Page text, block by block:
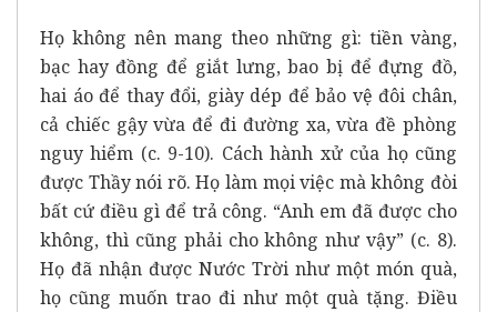
Họ không nên mang theo những gì: tiền vàng,
bạc hay đồng để giắt lưng, bao bị để đựng đồ,
hai áo để thay đổi, giày dép để bảo vệ đôi chân,
cả chiếc gậy vừa để đi đường xa, vừa đề phòng
nguy hiểm (c. 9-10). Cách hành xử của họ cũng
được Thầy nói rõ. Họ làm mọi việc mà không đòi
bất cứ điều gì để trả công. “Anh em đã được cho
không, thì cũng phải cho không như vậy” (c. 8).
Họ đã nhận được Nước Trời như một món quà,
họ cũng muốn trao đi như một quà tặng. Điều